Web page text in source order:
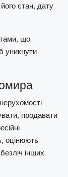
стан, дату
що
уникнути
продавати
оцінюють
інших